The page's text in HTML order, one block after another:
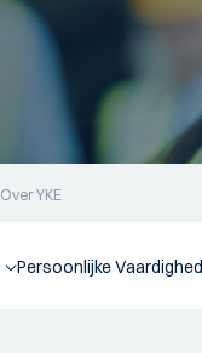
Over YKE
Persoonlijke